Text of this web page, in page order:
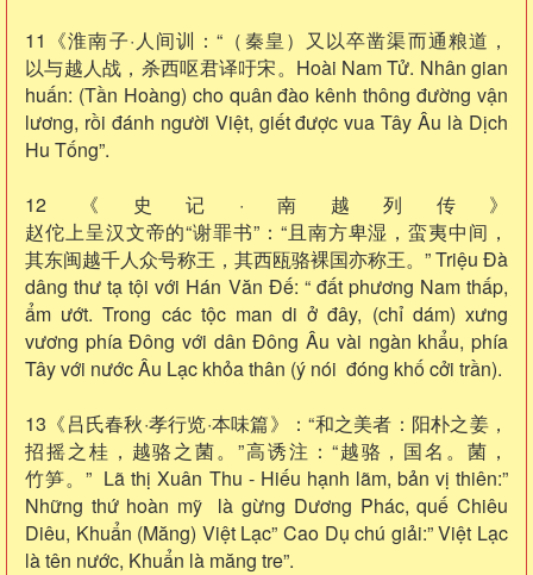
11《淮南子·人间训：“（秦皇）又以卒凿渠而通粮道，
以与越人战，杀西呕君译吁宋。Hoài Nam Tử. Nhân gian
huấn: (Tần Hoàng) cho quân đào kênh thông đường vận
lương, rồi đánh người Việt, giết được vua Tây Âu là Dịch
Hu Tống”.
12《史记·南越列传》
赵佗上呈汉文帝的“谢罪书”：“且南方卑湿，蛮夷中间，
其东闽越千人众号称王，其西瓯骆裸国亦称王。” Triệu Đà
dâng thư tạ tội với Hán Văn Đế: “ đất phương Nam thấp,
ẩm ướt. Trong các tộc man di ở đây, (chỉ dám) xưng
vương phía Đông với dân Đông Âu vài ngàn khẩu, phía
Tây với nước Âu Lạc khỏa thân (ý nói đóng khố cởi trần).
13《吕氏春秋·孝行览·本味篇》：“和之美者：阳朴之姜，
招摇之桂，越骆之菌。”高诱注：“越骆，国名。菌，
竹笋。” Lã thị Xuân Thu - Hiếu hạnh lãm, bản vị thiên:”
Những thứ hoàn mỹ là gừng Dương Phác, quế Chiêu
Diêu, Khuẩn (Măng) Việt Lạc” Cao Dụ chú giải:” Việt Lạc
là tên nước, Khuẩn là măng tre”.